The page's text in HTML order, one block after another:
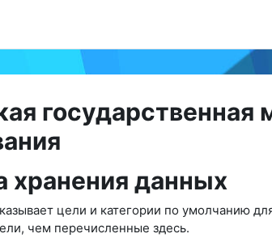
хранения данных
цели и категории по умолчанию
чем перечисленные здесь.